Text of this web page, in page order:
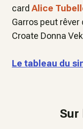
card Alice
Garros peut
Croate Donna
Le tableau du
Sur